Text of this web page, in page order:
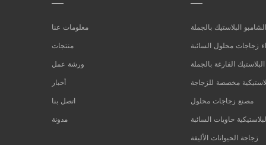
معلومات عنا
منتجات
ورشة عمل
أخبار
اتصل بنا
مدونة
البلاستيك بالجملة
زجاجات محلول السائبة
الفارغة بالجملة
مخصصة للزجاجة
مصنع زجاجات محلول
حاويات السائبة
زجاجة الحيوانات الأليفة